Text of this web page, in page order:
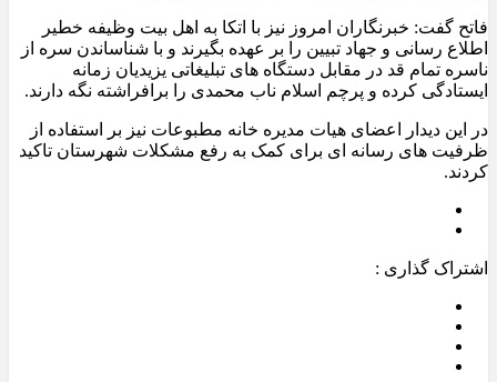
فاتح گفت: خبرنگاران امروز نیز با اتکا به اهل بیت وظیفه خطیر
اطلاع رسانی و جهاد تبیین را بر عهده بگیرند و با شناساندن سره از
ناسره تمام قد در مقابل دستگاه های تبلیغاتی یزیدیان زمانه
ایستادگی کرده و پرچم اسلام ناب محمدی را برافراشته نگه دارند.
در این دیدار اعضای هیات مدیره خانه مطبوعات نیز بر استفاده از
ظرفیت های رسانه ای برای کمک به رفع مشکلات شهرستان تاکید
کردند.
اشتراک گذاری :